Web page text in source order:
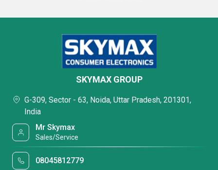
SKYMAX GROUP
G-309, Sector - 63, Noida, Uttar Pradesh, 201301,
India
Mr Skymax
Sales/Service
08045812779